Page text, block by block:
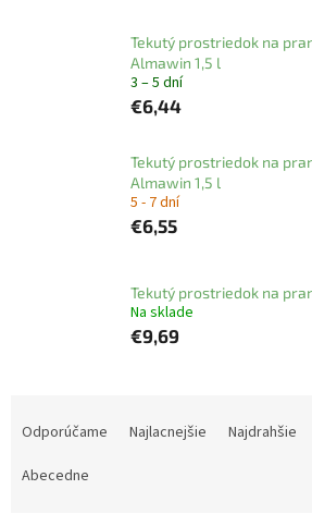
Tekutý prostriedok na
Almawin 1,5 l
3 – 5 dní
€6,44
Tekutý prostriedok na
Almawin 1,5 l
5 - 7 dní
€6,55
Tekutý prostriedok na
Na sklade
€9,69
Odporúčame Najlacnejšie Najdrahšie
Abecedne